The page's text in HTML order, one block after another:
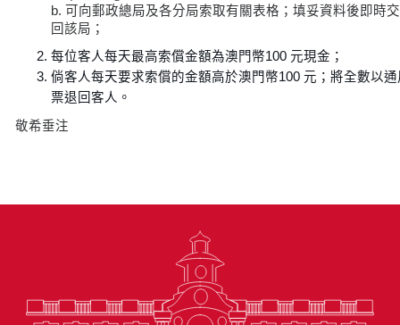
b. 可向郵政總局及各分局索取有關表格；填妥資料後即時交
回該局；
每位客人每天最高索償金額為澳門幣100 元現金；
倘客人每天要求索償的金額高於澳門幣100 元；將全數以
票退回客人。
敬希垂注